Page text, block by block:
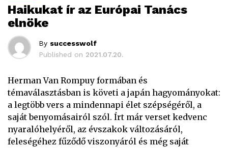
Haikukat ír az Európai Tanács
elnöke
By successwolf
Published on 2021.07.20.
Herman Van Rompuy formában és
témaválasztásban is követi a japán hagyományokat:
a legtöbb vers a mindennapi élet szépségéről, a
saját benyomásairól szól. Írt már verset kedvenc
nyaralóhelyéről, az évszakok változásáról,
feleségéhez fűződő viszonyáról és még saját